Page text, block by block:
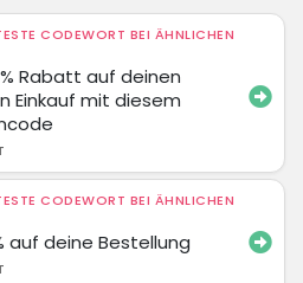
CODEWORT BEI ÄHNLICHEN
Rabatt auf deinen
Einkauf mit diesem
CODEWORT BEI ÄHNLICHEN
auf deine Bestellung